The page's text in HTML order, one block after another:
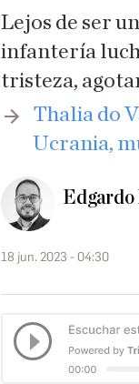
Lejos de ser
infantería
tristeza,
Thalia do
Ucrania,
18 jun. 2023 - 04:30